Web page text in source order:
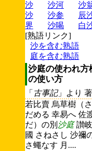
沙
沙河 沙
沙
沙参 辰
界
沙喝 白
[熟語リンク]
沙を含む熟語
庭を含む熟語
沙庭の使われ
の使い方
「 古事記」より
若比賣 烏草樹（
だめる 幸易へ 佐
だ）の別 沙庭讃
國 さねさし 沙禰
さ蠅なす 月....